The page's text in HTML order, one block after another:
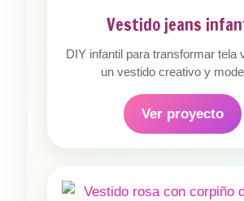
Vestido jeans
DIY infantil para transformar tela
un vestido creativo y
Ver proyecto